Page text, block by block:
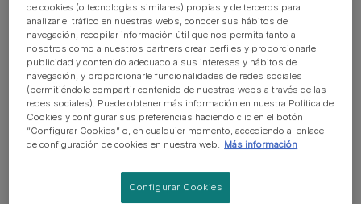
​¿Cuándo destetar a un gato?
​El destete de los gatitos debe realizarse a la edad
correcta para evitar futuros problemas durante el
crecimiento. Normalmente, es la madre la encargada del
destete. A partir de las 4 semanas de vida del gatito,
dejará de darle leche y lo obligará a buscar alimento.
Ahora bien, si por algún motivo, la madre no ha podido
estar junto al gatito hasta ese momento, y debes
de cookies (o tecnologías similares) propias y de terceros para
analizar el tráfico en nuestras webs, conocer sus hábitos de
navegación, recopilar información útil que nos permita tanto a
nosotros como a nuestros partners crear perfiles y proporcionarle
publicidad y contenido adecuado a sus intereses y hábitos de
navegación, y proporcionarle funcionalidades de redes sociales
(permitiéndole compartir contenido de nuestras webs a través de las
redes sociales). Puede obtener más información en nuestra Política de
Cookies y configurar sus preferencias haciendo clic en el botón
“Configurar Cookies” o, en cualquier momento, accediendo al enlace
de configuración de cookies en nuestra web. Más información
Configurar Cookies